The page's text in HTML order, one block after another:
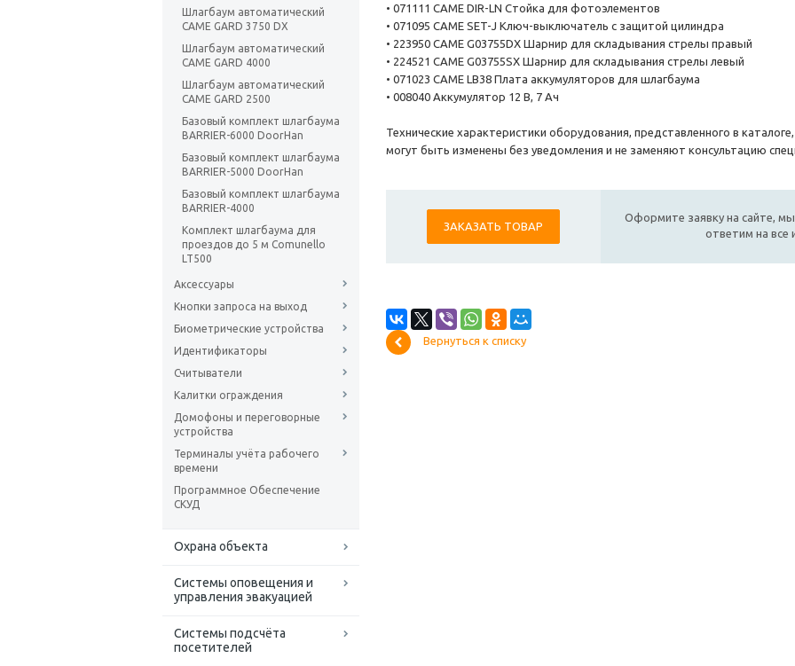
Шлагбаум автоматический
CAME GARD 3750 DX
Шлагбаум автоматический
CAME GARD 4000
Шлагбаум автоматический
CAME GARD 2500
Базовый комплект шлагбаума
BARRIER-6000 DoorHan
Базовый комплект шлагбаума
BARRIER-5000 DoorHan
Базовый комплект шлагбаума
BARRIER-4000
Комплект шлагбаума для
проездов до 5 м Comunello
LT500
Аксессуары
Кнопки запроса на выход
Биометрические устройства
Идентификаторы
Считыватели
Калитки ограждения
Домофоны и переговорные
устройства
Терминалы учёта рабочего
времени
Программное Обеспечение
СКУД
Охрана объекта
Системы оповещения и
управления эвакуацией
Системы подсчёта
посетителей
• 071111 CAME DIR-LN Стойка для фотоэлементов
• 071095 CAME SET-J Ключ-выключатель с защитой цилиндра
• 223950 CAME G03755DX Шарнир для складывания стрелы правый
• 224521 CAME G03755SX Шарнир для складывания стрелы левый
• 071023 CAME LB38 Плата аккумуляторов для шлагбаума
• 008040 Аккумулятор 12 В, 7 Ач
Технические характеристики оборудования, представленного в
могут быть изменены без уведомления и не заменяют консультацию
ЗАКАЗАТЬ ТОВАР
Оформите заявку на сайте,
ответим на все
Вернуться к списку